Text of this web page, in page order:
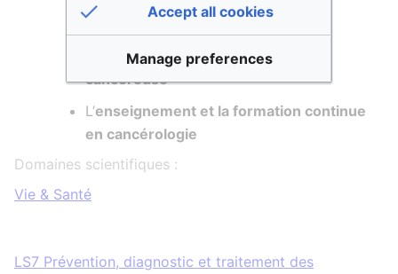
La
recherche sur l’ensemble des
aspects diagnostiques et
thérapeutiques de la pathologie
cancéreuse
L’enseignement et la formation continue
en cancérologie
Domaines scientifiques :
Vie & Santé
LS7 Prévention, diagnostic et traitement des
Accept all cookies
Manage preferences